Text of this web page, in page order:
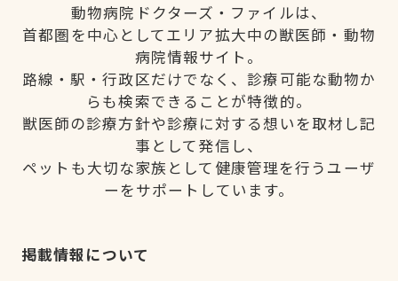
動物病院ドクターズ・ファイルは、
首都圏を中心としてエリア拡大中の獣医師・動物
病院情報サイト。
路線・駅・行政区だけでなく、診療可能な動物か
らも検索できることが特徴的。
獣医師の診療方針や診療に対する想いを取材し記
事として発信し、
ペットも大切な家族として健康管理を行うユーザ
ーをサポートしています。
掲載情報について